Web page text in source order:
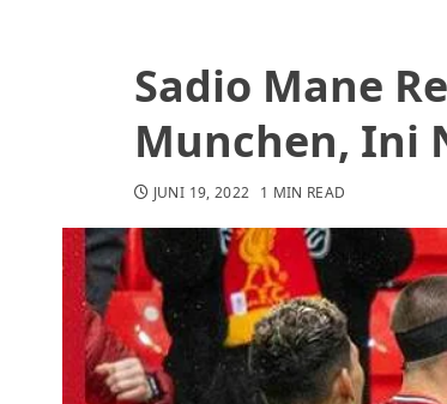
Sadio Mane
Munchen, Ini
JUNI 19, 2022 1 MIN READ